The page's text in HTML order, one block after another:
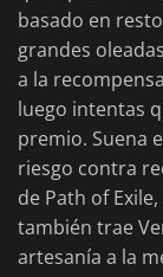
basado en
grandes
a la
luego intentas
premio. Suena
riesgo contra
de Path of
también trae
artesanía a la